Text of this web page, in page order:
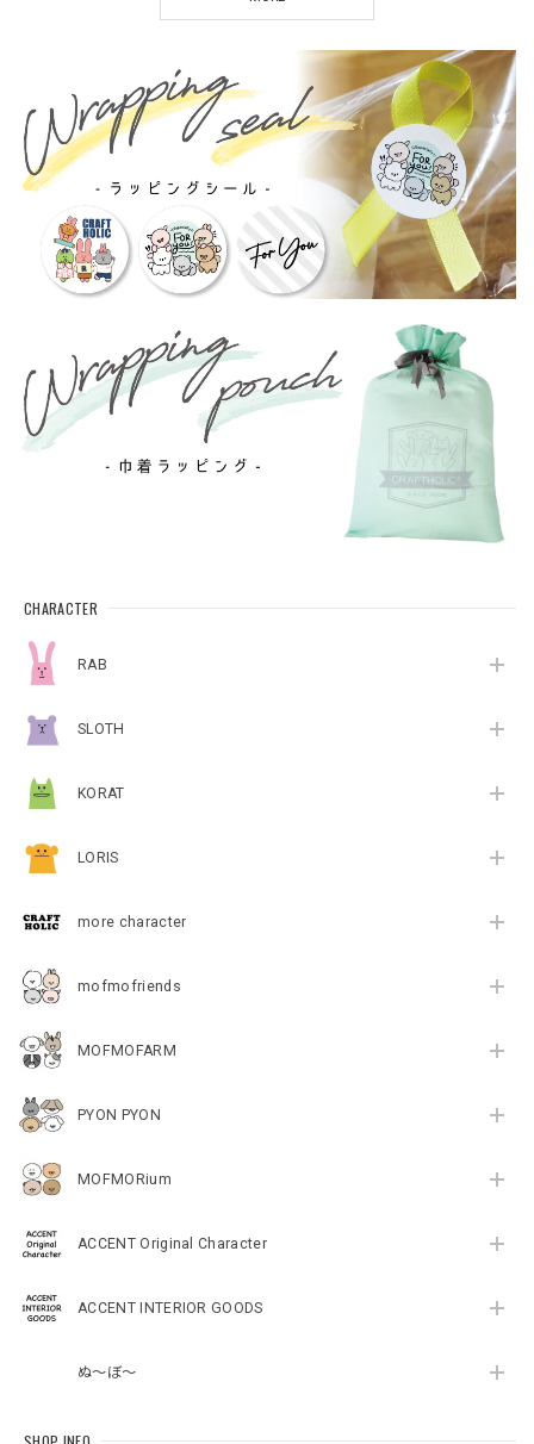
CHARACTER
RAB
SLOTH
KORAT
LORIS
more character
mofmofriends
MOFMOFARM
PYON PYON
MOFMORium
ACCENT Original Character
ACCENT INTERIOR GOODS
ぬ～ぼ～